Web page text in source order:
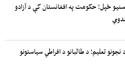
ځپل؛ حکومت په افغانستان کې د آزادو
تعلیم؛ د طالبانو د افراطي سیاستونو